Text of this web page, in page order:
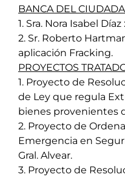
BANCA DEL
1. Sra. Nora Isabel Díaz
2. Sr. Roberto
aplicación Fracking.
PROYECTOS
1. Proyecto de
de Ley que regula
bienes provenientes
2. Proyecto de
Emergencia en
Gral. Alvear.
3. Proyecto de